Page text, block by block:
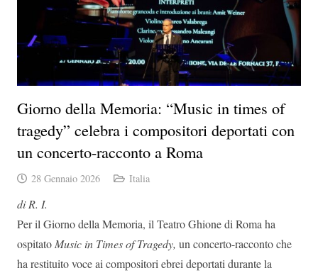
Giorno della Memoria: “Music in times of
tragedy” celebra i compositori deportati con
un concerto-racconto a Roma
28 Gennaio 2026 Italia
di R. I.
Per il Giorno della Memoria, il Teatro Ghione di Roma ha
ospitatoMusic in Times of Tragedy, un concerto-racconto che
ha restituito voce ai compositori ebrei deportati durante la